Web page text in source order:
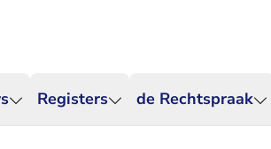
Registers de Rechtspraak